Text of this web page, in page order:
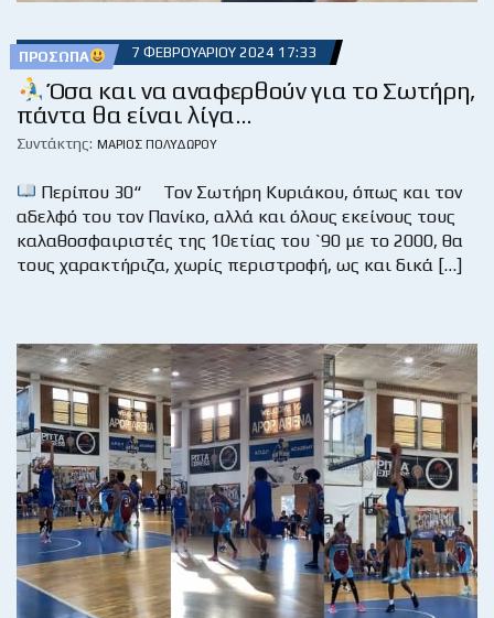
ΠΡΌΣΩΠΑ 7 ΦΕΒΡΟΥΑΡΊΟΥ 2024 17:33
Όσα και να αναφερθούν για το Σωτήρη,
πάντα θα είναι λίγα…
Συντάκτης: ΜΆΡΙΟΣ ΠΟΛΥΔΏΡΟΥ
Περίπου 30“ Τον Σωτήρη Κυριάκου, όπως και τον
αδελφό του τον Πανίκο, αλλά και όλους εκείνους τους
καλαθοσφαιριστές της 10ετίας του `90 με το 2000, θα
τους χαρακτήριζα, χωρίς περιστροφή, ως και δικά […]